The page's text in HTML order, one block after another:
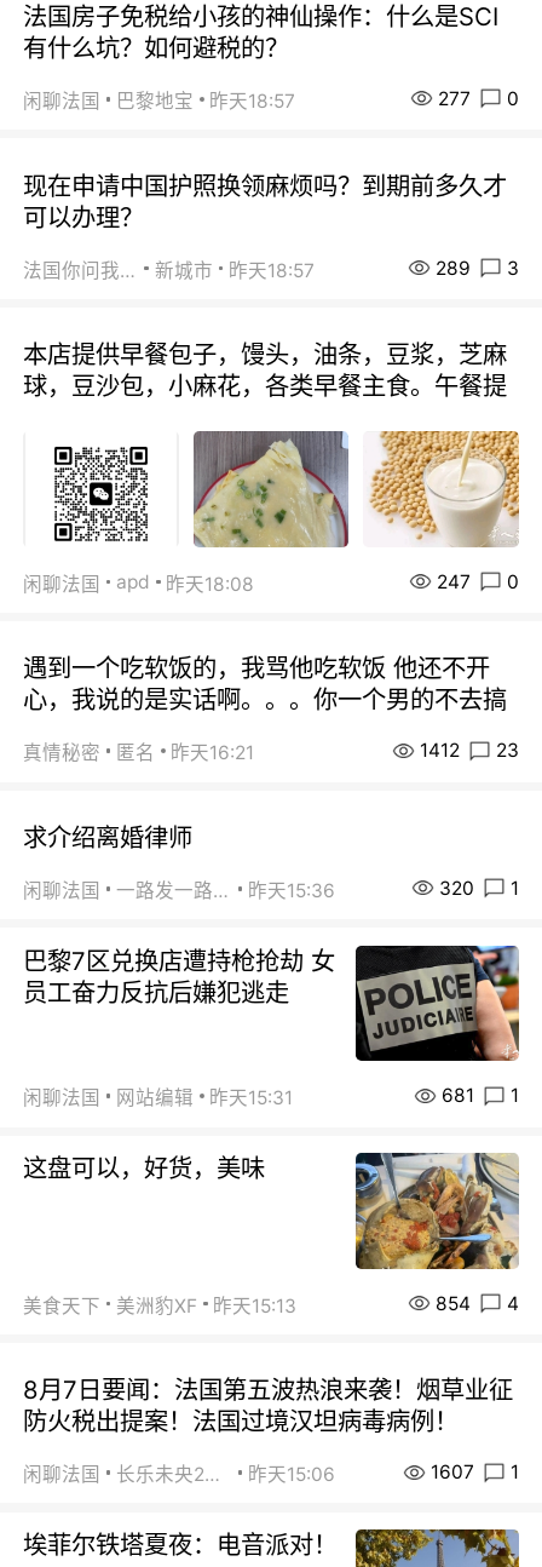
法国房子免税给小孩的神仙操作：什么是SCI
有什么坑？如何避税的？
闲聊法国 巴黎地宝 昨天18:57 277 0
现在申请中国护照换领麻烦吗？到期前多久才
可以办理？
法国你问我答 新城市 昨天18:57 289 3
本店提供早餐包子，馒头，油条，豆浆，芝麻
球，豆沙包，小麻花，各类早餐主食。午餐提
闲聊法国 apd 昨天18:08 247 0
遇到一个吃软饭的，我骂他吃软饭 他还不开
心，我说的是实话啊。。。你一个男的不去搞
真情秘密 匿名 昨天16:21 1412 23
求介绍离婚律师
闲聊法国 一路发一路发 昨天15:36 320 1
巴黎7区兑换店遭持枪抢劫 女
员工奋力反抗后嫌犯逃走
闲聊法国 网站编辑 昨天15:31 681 1
这盘可以，好货，美味
美食天下 美洲豹XF 昨天15:13 854 4
8月7日要闻：法国第五波热浪来袭！烟草业征
防火税出提案！法国过境汉坦病毒病例！
闲聊法国 长乐未央2015 昨天15:06 1607 1
埃菲尔铁塔夏夜：电音派对！